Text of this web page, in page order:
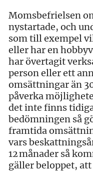
Momsbefrielsen
nystartade, och
som till exempel
eller har en
har övertagit
person eller ett
omsättningar än
påverka
det inte finns
bedömningen så
framtida
vars
12 månader så
gäller beloppet,